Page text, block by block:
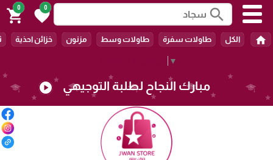
▼
search
0
favorite
0
shopping_cart
home الكل طاولات سفرة طاولات وسط مزنون خزائن احذية
مبارك النجاح لطلبة التوجيهي play_circle